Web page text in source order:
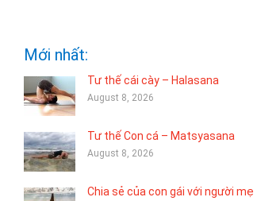
Mới nhất:
Tư thế cái cày – Halasana
August 8, 2026
Tư thế Con cá – Matsyasana
August 8, 2026
Chia sẻ của con gái với người mẹ